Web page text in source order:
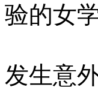
验的女
发生意